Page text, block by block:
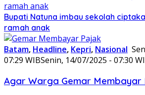
Bupati Natuna imbau sekolah
ramah anak
Batam, Headline, Kepri, Nasional
07:29 WIBSenin, 14/07/2025 - 07:30
Agar Warga Gemar Membayar